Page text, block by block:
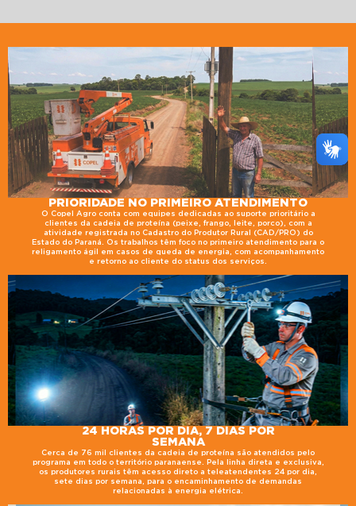
PRIORIDADE NO PRIMEIRO ATENDIMENTO
O Copel Agro conta com equipes dedicadas ao suporte prioritário a
clientes da cadeia de proteína (peixe, frango, leite, porco), com a
atividade registrada no Cadastro do Produtor Rural (CAD/PRO) do
Estado do Paraná. Os trabalhos têm foco no primeiro atendimento para o
religamento ágil em casos de queda de energia, com acompanhamento
e retorno ao cliente do status dos serviços.
24 HORAS POR DIA, 7 DIAS POR
SEMANA
Cerca de 76 mil clientes da cadeia de proteína são atendidos pelo
programa em todo o território paranaense. Pela linha direta e exclusiva,
os produtores rurais têm acesso direto a teleatendentes 24 por dia,
sete dias por semana, para o encaminhamento de demandas
relacionadas à energia elétrica.